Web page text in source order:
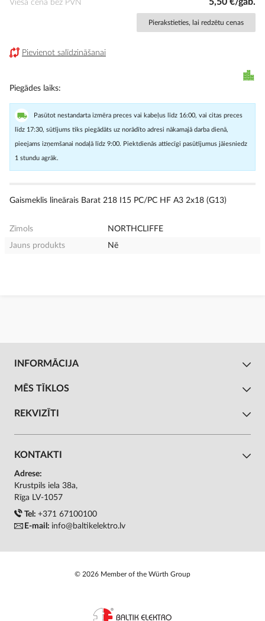
Viesa cena bez PVN
Pierakstieties, lai redzētu cenas
Pievienot salīdzināšanai
Piegādes laiks
Pasūtot nestandarta izmēra preces vai kabeļus līdz 16:00, vai citas preces
līdz 17:30, sūtījums tiks piegādāts uz norādīto adresi nākamajā darba dienā,
pieejams izņemšanai nodaļā līdz 9:00. Piektdienās attiecīgi pasūtījumus jāiesniedz
1 stundu agrāk.
Gaismeklis lineārais Barat 218 I15 PC/PC HF A3 2x18 (G13)
Zīmols
NORTHCLIFFE
Jauns produkts
Nē
INFORMĀCIJA
MĒS TĪKLOS
REKVIZĪTI
KONTAKTI
Adrese:
Krustpils iela 38a,
Rīga LV-1057
Tel: +371 67100100
E-mail: info@baltikelektro.lv
© 2026 Member of the Würth Group